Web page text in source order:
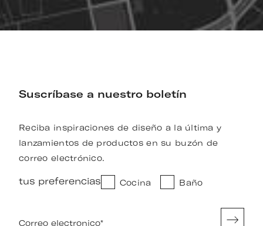
Suscríbase a nuestro boletín
Reciba inspiraciones de diseño a la última y
lanzamientos de productos en su buzón de
correo electrónico.
tus preferencias Cocina Baño
Correo electronico*